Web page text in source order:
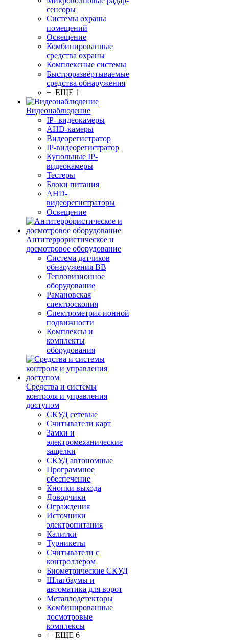
сенсоры
Системы охраны
помещений
Освещение
Комбинированные
средства охраны
Комплексные системы
Быстроразвёртываемые
средства обнаружения
+ ЕЩЕ 1
Видеонаблюдение
IP- видеокамеры
AHD-камеры
Видеорегистратор
IP-видеорегистратор
Купольные IP-
видеокамеры
Тестеры
Блоки питания
AHD-
видеорегистраторы
Освещение
Антитеррористическое и
досмотровое оборудование
Cистема датчиков
обнаружения ВВ
Тепловизионное
оборудование
Рамановская
спектроскопия
Спектрометрия ионной
подвижности
Комплексы и
комплекты
оборудования
Средства и системы
контроля и управления
доступом
СКУД сетевые
Считыватели карт
Замки и
электромеханические
защелки
СКУД автономные
Программное
обеспечение
Кнопки выхода
Доводчики
Ограждения
Источники
электропитания
Калитки
Турникеты
Считыватели с
контроллером
Биометрические СКУД
Шлагбаумы и
автоматика для ворот
Металлодетекторы
Комбинированные
досмотровые
комплексы
+ ЕЩЕ 6